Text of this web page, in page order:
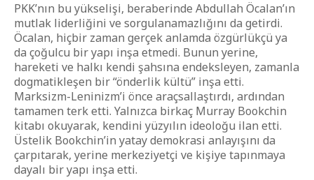
PKK’nın bu yükselişi, beraberinde Abdullah Öcalan’ın
mutlak liderliğini ve sorgulanamazlığını da getirdi.
Öcalan, hiçbir zaman gerçek anlamda özgürlükçü ya
da çoğulcu bir yapı inşa etmedi. Bunun yerine,
hareketi ve halkı kendi şahsına endeksleyen, zamanla
dogmatikleşen bir “önderlik kültü” inşa etti.
Marksizm-Leninizm’i önce araçsallaştırdı, ardından
tamamen terk etti. Yalnızca birkaç Murray Bookchin
kitabı okuyarak, kendini yüzyılın ideoloğu ilan etti.
Üstelik Bookchin’in yatay demokrasi anlayışını da
çarpıtarak, yerine merkeziyetçi ve kişiye tapınmaya
dayalı bir yapı inşa etti.